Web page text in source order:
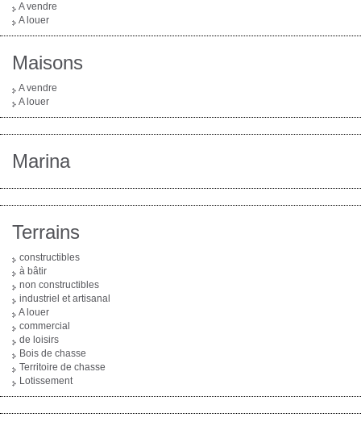
A vendre
A louer
Maisons
A vendre
A louer
Marina
Terrains
constructibles
à bâtir
non constructibles
industriel et artisanal
A louer
commercial
de loisirs
Bois de chasse
Territoire de chasse
Lotissement